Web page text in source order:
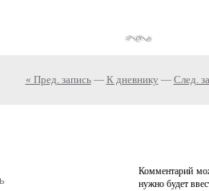
« Пред. запись— К дневнику — След.
Комментарий
нужно будет